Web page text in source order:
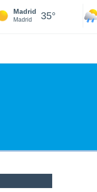
Madrid
Madrid 35°